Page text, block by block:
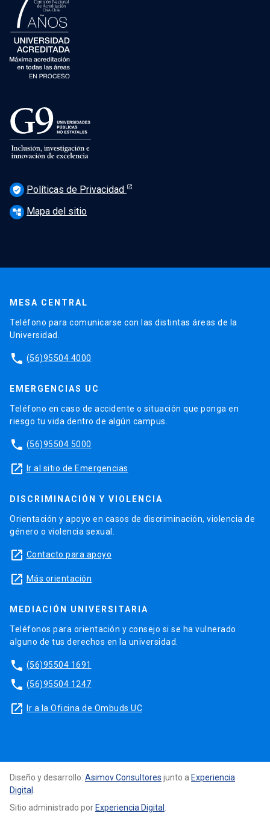
verified_user Políticas de Privacidad
account_tree Mapa del sitio
MESA CENTRAL
Teléfono para comunicarse con las distintas áreas de la
Universidad.
phone (56)95504 4000
EMERGENCIAS UC
Teléfono en caso de accidente o situación que ponga en
riesgo tu vida dentro de algún campus.
phone (56)95504 5000
launch Ir al sitio de Emergencias
DISCRIMINACIÓN Y VIOLENCIA
Orientación y apoyo en casos de discriminación, violencia de
género o violencia sexual.
launch Contacto para apoyo
launch Más orientación
MEDIACIÓN UNIVERSITARIA
Teléfonos para orientación y consejo si se ha vulnerado
alguno de tus derechos en la universidad.
phone (56)95504 1691
phone (56)95504 1247
launch Ir a la Oficina de Ombuds UC
Diseño y desarrollo: Asimov Consultores junto a Experiencia
Digital .
Sitio administrado por Experiencia Digital .